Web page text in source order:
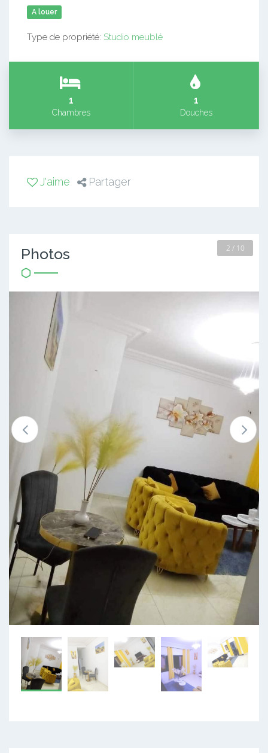
A louer
Type de propriété: Studio meublé
1
Chambres
1
Douches
J'aime Partager
Photos 2 / 10